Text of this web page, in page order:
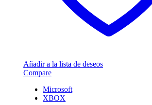
Añadir a la lista de deseos
Compare
Microsoft
XBOX